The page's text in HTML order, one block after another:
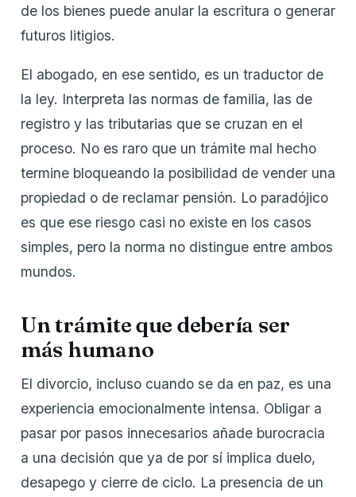
de los bienes puede anular la escritura o generar
futuros litigios.
El abogado, en ese sentido, es un traductor de
la ley. Interpreta las normas de familia, las de
registro y las tributarias que se cruzan en el
proceso. No es raro que un trámite mal hecho
termine bloqueando la posibilidad de vender una
propiedad o de reclamar pensión. Lo paradójico
es que ese riesgo casi no existe en los casos
simples, pero la norma no distingue entre ambos
mundos.
Un trámite que debería ser
más humano
El divorcio, incluso cuando se da en paz, es una
experiencia emocionalmente intensa. Obligar a
pasar por pasos innecesarios añade burocracia
a una decisión que ya de por sí implica duelo,
desapego y cierre de ciclo. La presencia de un